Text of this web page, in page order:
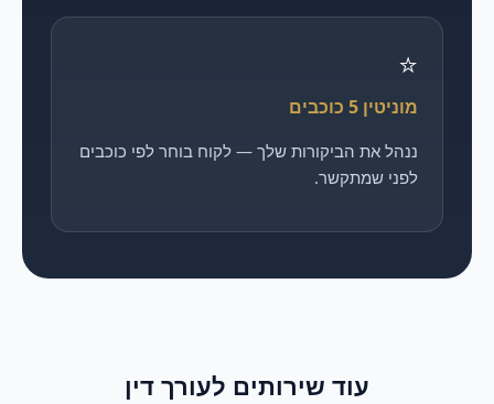
⭐
מוניטין 5 כוכבים
ננהל את הביקורות שלך — לקוח בוחר לפי כוכבים
לפני שמתקשר.
עוד שירותים לעורך דין